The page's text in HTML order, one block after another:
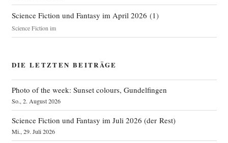
Science Fiction und Fantasy im April 2026 (1)
Science Fiction im
DIE LETZTEN BEITRÄGE
Photo of the week: Sunset colours, Gundelfingen
So., 2. August 2026
Science Fiction und Fantasy im Juli 2026 (der Rest)
Mi., 29. Juli 2026